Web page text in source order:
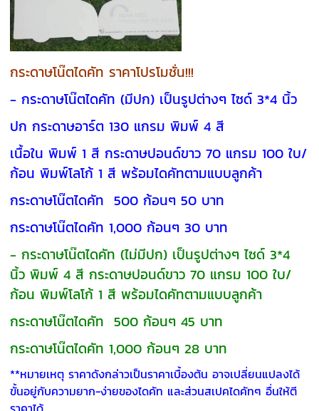
กระดาษโน๊ตไดคัท ราคาโปรโมชั่น!!!
- กระดาษโน๊ตไดคัท (มีปก) เป็นรูปต่างๆ ไซด์ 3*4 นิ้ว
ปก กระดาษอาร์ต 130 แกรม พิมพ์ 4 สี
เนื้อใน พิมพ์ 1 สี กระดาษปอนด์ขาว 70 แกรม 100 ใบ/
ก้อน พิมพ์โลโก้ 1 สี พร้อมไดคัทตามแบบลูกค้า
กระดาษโน๊ตไดคัท 500 ก้อนๆ 50 บาท
กระดาษโน๊ตไดคัท 1,000 ก้อนๆ 30 บาท
- กระดาษโน๊ตไดคัท (ไม่มีปก) เป็นรูปต่างๆ ไซด์ 3*4
นิ้ว พิมพ์ 4 สี กระดาษปอนด์ขาว 70 แกรม 100 ใบ/
ก้อน พิมพ์โลโก้ 1 สี พร้อมไดคัทตามแบบลูกค้า
กระดาษโน๊ตไดคัท 500 ก้อนๆ 45 บาท
กระดาษโน๊ตไดคัท 1,000 ก้อนๆ 28 บาท
**หมายเหตุ ราคาดังกล่าวเป็นราคาเบื้องต้น อาจเปลี่ยนแปลงได้
ขั้นอยู่กับความยาก-ง่ายของไดคัท และส่วนสเปคไดคัทๆ อื่นให้ตี